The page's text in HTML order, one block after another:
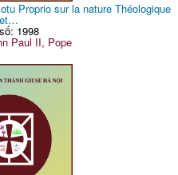
Proprio sur la nature Théologique
et…
1998
Paul II, Pope